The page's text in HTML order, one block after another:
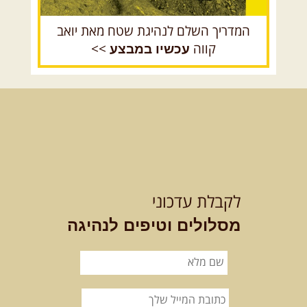
המדריך השלם לנהיגת שטח מאת יואב
קווה עכשיו במבצע >>
לקבלת עדכוני
מסלולים וטיפים לנהיגה